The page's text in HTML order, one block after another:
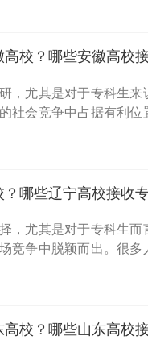
校？哪些安徽高校
，尤其是对于专科生来
社会竞争中占据有利位
哪些辽宁高校接收专
，尤其是对于专科生而
竞争中脱颖而出。很多
校？哪些山东高校